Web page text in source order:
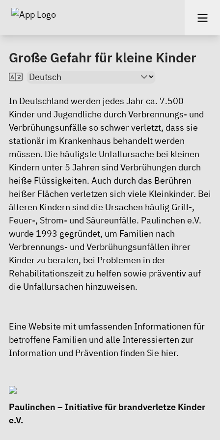
Große Gefahr für kleine Kinder
In Deutschland werden jedes Jahr ca. 7.500
Kinder und Jugendliche durch Verbrennungs- und
Verbrühungsunfälle so schwer verletzt, dass sie
stationär im Krankenhaus behandelt werden
müssen. Die häufigste Unfallursache bei kleinen
Kindern unter 5 Jahren sind Verbrühungen durch
heiße Flüssigkeiten. Auch durch das Berühren
heißer Flächen verletzen sich viele Kleinkinder. Bei
älteren Kindern sind die Ursachen häufig Grill-,
Feuer-, Strom- und Säureunfälle. Paulinchen e.V.
wurde 1993 gegründet, um Familien nach
Verbrennungs- und Verbrühungsunfällen ihrer
Kinder zu beraten, bei Problemen in der
Rehabilitationszeit zu helfen sowie präventiv auf
die Unfallursachen hinzuweisen.
Eine Website mit umfassenden Informationen für
betroffene Familien und alle Interessierten zur
Information und Prävention finden Sie hier.
Paulinchen – Initiative für brandverletze Kinder
e.V.